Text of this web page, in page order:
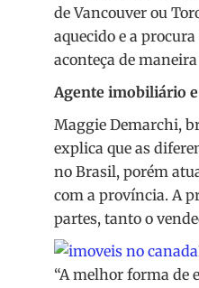
de Vancouver ou
aquecido e a
aconteça de
Agente imobiliário
Maggie Demarchi,
explica que as
no Brasil, porém
com a província. A
partes, tanto o
“A melhor forma de